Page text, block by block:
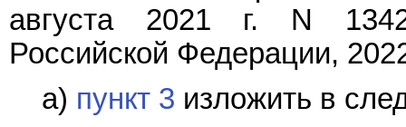
августа 2021 г. N
Российской Федерации,
а) пункт 3 изложить в